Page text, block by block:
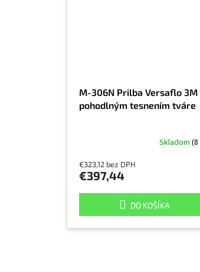
M-306N Prilba Versaflo 3M
pohodlným tesnením tváre
Skladom
€323,12 bez DPH
€397,44
DO KOŠÍKA